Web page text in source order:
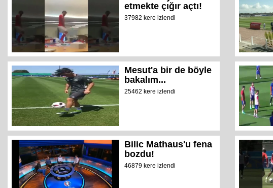
etmekte çığır açtı!
37982 kere izlendi
Mesut'a bir de böyle
bakalım...
25462 kere izlendi
Bilic Mathaus'u fena
bozdu!
46879 kere izlendi